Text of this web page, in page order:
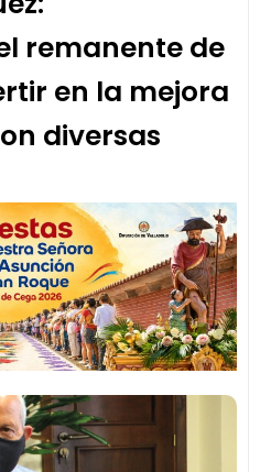
remanente de
en la mejora
diversas